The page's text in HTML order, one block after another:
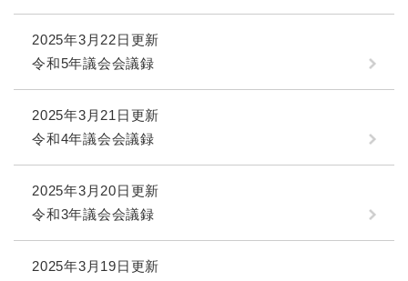
2025年3月22日更新
令和5年議会会議録
2025年3月21日更新
令和4年議会会議録
2025年3月20日更新
令和3年議会会議録
2025年3月19日更新